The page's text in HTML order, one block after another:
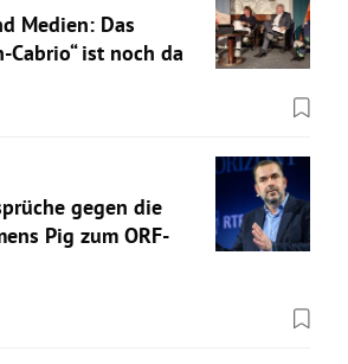
Medien: Das
Cabrio“ ist noch da
gegen die
Pig zum ORF-